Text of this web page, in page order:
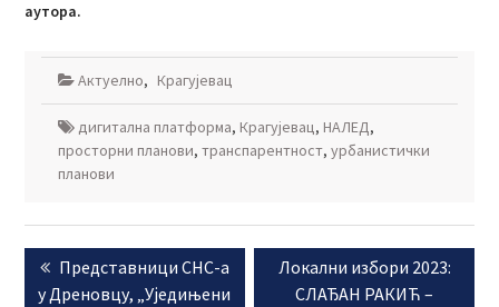
аутора.
Актуелно, Крагујевац
дигитална платформа, Крагујевац, НАЛЕД,
просторни планови, транспарентност, урбанистички
планови
Кретање
чланка
Previous
post:
Представници СНС-а
у Дреновцу, „Уједињени
Next
post:
Локални избори 2023:
СЛАЂАН РАКИЋ –